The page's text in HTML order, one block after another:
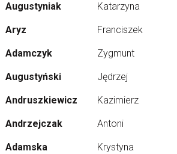
Augustyniak Katarzyna
Aryz Franciszek
Adamczyk Zygmunt
Augustyński Jędrzej
Andruszkiewicz Kazimierz
Andrzejczak Antoni
Adamska Krystyna